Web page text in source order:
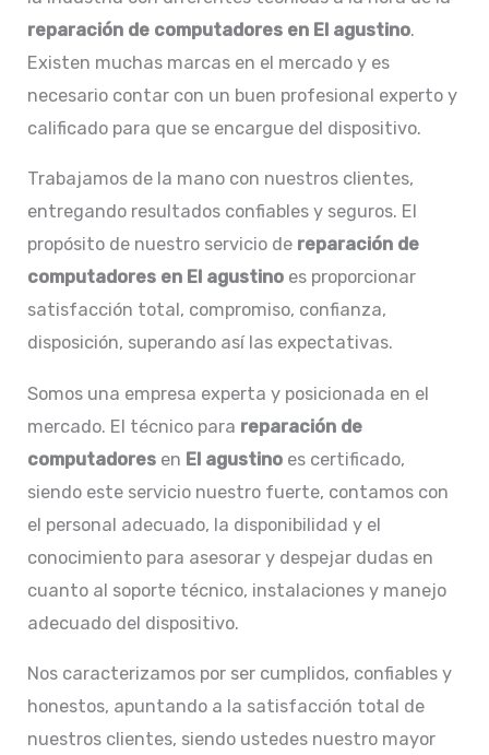
reparación de computadores en El agustino.
Existen muchas marcas en el mercado y es
necesario contar con un buen profesional experto y
calificado para que se encargue del dispositivo.
Trabajamos de la mano con nuestros clientes,
entregando resultados confiables y seguros. El
propósito de nuestro servicio de reparación de
computadores en El agustino es proporcionar
satisfacción total, compromiso, confianza,
disposición, superando así las expectativas.
Somos una empresa experta y posicionada en el
mercado. El técnico para reparación de
computadores en El agustino es certificado,
siendo este servicio nuestro fuerte, contamos con
el personal adecuado, la disponibilidad y el
conocimiento para asesorar y despejar dudas en
cuanto al soporte técnico, instalaciones y manejo
adecuado del dispositivo.
Nos caracterizamos por ser cumplidos, confiables y
honestos, apuntando a la satisfacción total de
nuestros clientes, siendo ustedes nuestro mayor